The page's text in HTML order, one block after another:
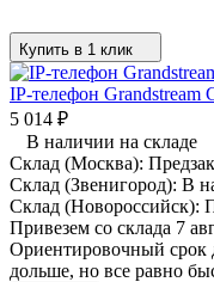
Купить в 1 клик
IP-телефон Grandstream
5 014 ₽
В наличии на складе
Склад (Москва):
Склад (Звенигород): В
Склад (Новороссийск):
Привезем со склада 7
Ориентировочный
дольше, но все равно